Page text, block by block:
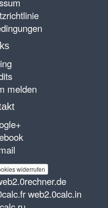
melden
widerrufen
web2.0calc.in